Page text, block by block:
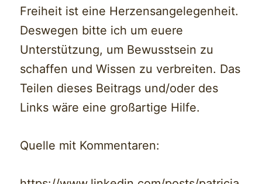
Freiheit ist eine Herzensangelegenheit.
Deswegen bitte ich um euere
Unterstützung, um Bewusstsein zu
schaffen und Wissen zu verbreiten. Das
Teilen dieses Beitrags und/oder des
Links wäre eine großartige Hilfe.
Quelle mit Kommentaren: